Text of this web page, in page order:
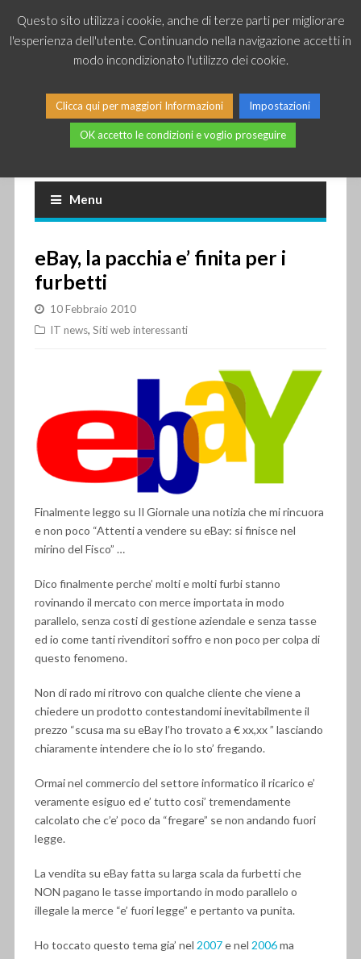
Piccole news dal mondo IT
Menu
eBay, la pacchia e’ finita per i
furbetti
10 Febbraio 2010
IT news, Siti web interessanti
Finalmente leggo su Il Giornale una notizia che mi rincuora
e non poco “Attenti a vendere su eBay: si finisce nel
mirino del Fisco” …
Dico finalmente perche’ molti e molti furbi stanno
rovinando il mercato con merce importata in modo
parallelo, senza costi di gestione aziendale e senza tasse
ed io come tanti rivenditori soffro e non poco per colpa di
questo fenomeno.
Non di rado mi ritrovo con qualche cliente che viene a
chiedere un prodotto contestandomi inevitabilmente il
prezzo “scusa ma su eBay l’ho trovato a € xx,xx ” lasciando
chiaramente intendere che io lo sto’ fregando.
Ormai nel commercio del settore informatico il ricarico e’
veramente esiguo ed e’ tutto cosi’ tremendamente
calcolato che c’e’ poco da “fregare” se non andando fuori
legge.
La vendita su eBay fatta su larga scala da furbetti che
NON pagano le tasse importando in modo parallelo o
illegale la merce “e’ fuori legge” e pertanto va punita.
Ho toccato questo tema gia’ nel 2007e nel 2006ma
Questo sito utilizza i cookie, anche di terze parti per migliorare
l'esperienza dell'utente. Continuando nella navigazione accetti in
modo incondizionato l'utilizzo dei cookie.
Clicca qui per maggiori Informazioni Impostazioni
OK accetto le condizioni e voglio proseguire